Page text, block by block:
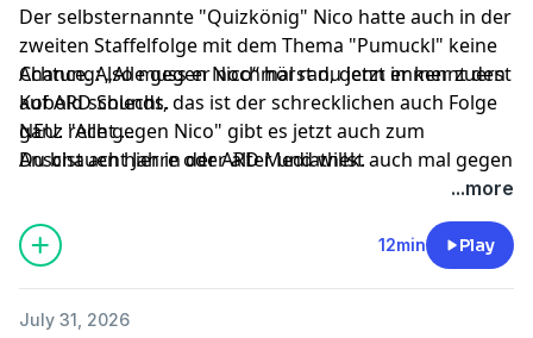
Der selbsternannte "Quizkönig" Nico hatte auch in der
zweiten Staffelfolge mit dem Thema "Pumuckl" keine
Chance. Also muss er nochmal ran, denn er kennt den
Kobold schlecht, das ist der schrecklichen auch Folge
ganz recht ...
Du bist acht Jahre oder älter und willst auch mal gegen
Nico antreten? Dann check, ob dein Thema schon bei
"Alle gegen Nico" vorkam - und wenn nicht, schreib
Nico und Horsti deinen Vorschlag per Mail an
allegegennico@br.de
bewirb dich direkt hier
Achtung: „Alle gegen Nico“ hörst dujetzt immer zuerst
auf ARD Sounds.
NEU: "Alle gegen Nico" gibt es jetzt auch zum
Anschauenhier in der ARD Mediathek.
...more
12min Play
July 31, 2026